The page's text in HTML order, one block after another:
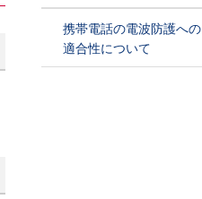
携帯電話の電波防護への
適合性について